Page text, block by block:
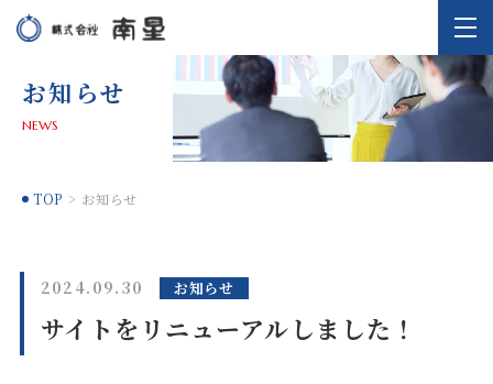
お知らせ
NEWS
TOP お知らせ
2024.09.30 お知らせ
サイトをリニューアルしました！